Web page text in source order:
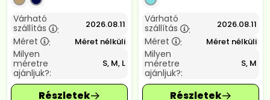
Várható
szállítás
: 2026.08.11
Méret : Méret nélküli
Milyen
méretre
ajánljuk?:
S, M, L
Várható
szállítás
: 2026.08.11
Méret : Méret nélküli
Milyen
méretre
ajánljuk?:
S, M